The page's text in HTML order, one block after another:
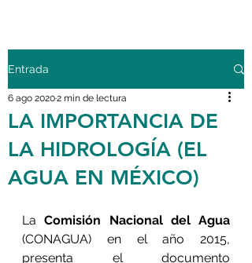
Entrada
LA IMPORTANCIA DE
LA HIDROLOGÍA (EL
AGUA EN MÉXICO)
6 ago 20202 min de lectura
La Comisión Nacional del Agua
(CONAGUA) en el año 2015,